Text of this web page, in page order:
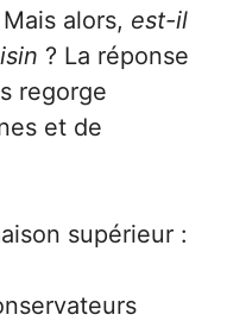
alors, est-il
? La réponse
regorge
et de
supérieur :